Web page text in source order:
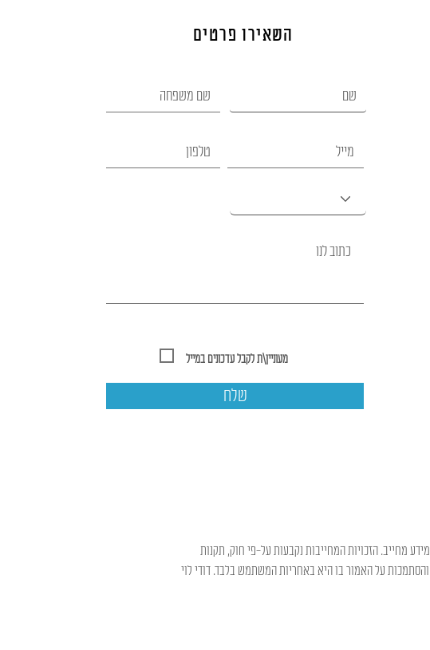
השאירו פרטים
שלח
מחייב. הזכויות המחייבות נקבעות על-פי חוק, תקנות
על האמור בו היא באחריות המשתמש בלבד. דודי לוי